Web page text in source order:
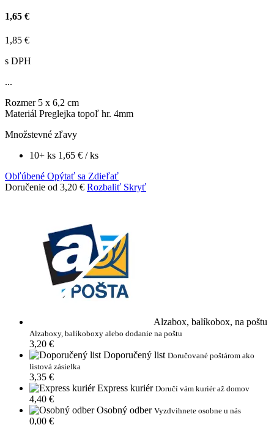
1,65 €
1,85 €
s DPH
...
Rozmer 5 x 6,2 cm
Materiál Preglejka topoľ hr. 4mm
Množstevné zľavy
10+ ks 1,65 € / ks
Obľúbené Opýtať sa Zdieľať
Doručenie od 3,20 € Rozbaliť Skryť
Alzabox, balíkobox, na poštu
Alzaboxy, balíkoboxy alebo dodanie na poštu
3,20 €
Doporučený list Doručované poštárom ako
listová zásielka
3,35 €
Express kuriér Doručí vám kuriér až domov
4,40 €
Osobný odber Vyzdvihnete osobne u nás
0,00 €